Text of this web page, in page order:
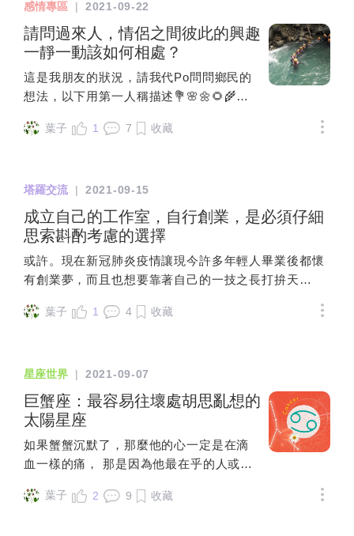
楚自己有什麽稟賦才華與局限，能夠意識
到自己的信念，知道什麽事可以去做，什
麽底線不能被突破——因為恆星太陽照亮
了所有行星。而一個人從月亮走向太陽的
也是少有人去走的，人總是沈湎於月亮的
感，去向未知的，會有很多的不確定性，
也生發出諸多的生活考驗。所以很多人從
月亮走向太陽，是被命運“一腳踹過去”的。
比如一些天王星式的生活解體與顛覆，這
些突發事件可能會讓我們很痛苦、很震
撼，超越原先既有的認知思維，如職業變
動、家庭婚姻危機等。這時候月亮的“人格
幼稚園版本”會出現『系統性的』崩潰，因
惑，比如會產生『我是誰』的自我困惑。
“我是誰？”的內在生命拷問，是走向太陽高
階獨立自由意識的一個標誌。這種被動的
喚醒往往是以命運挫敗、變故來激發的，
它會帶給我們一個機會——重新看向真實
比如某人中年遭遇了離婚，她執著認為都
飯直接回我家他就回應，你不回來幫我煮嗎我當下心
想，我是你傭人嗎~然後你下班後回家也沒什麼互動，
我幹嘛一個月我會休假有兩天，會跟他的月休碰到他就
是沒什麼生活娛樂，就捨不得花錢但別人花錢都好我
說，不出門，吃個飯可以吧請我吃個1.2千以內的餐廳很
一堆，沒關係，重點你要有回饋都會反正讓我開始疑惑
整個人豁然開朗也不會再去在意他的想法有些人會說他
是這種性格？？#我平常會跟朋友出去吃美食旅遊#他不
是沒有錢喔
占星學，一段真愛的旅程是從四宮走到八
宮（巨蟹至天蠍）的過程，沒有身心靈的
靈性法則的學習，很多人深信婚姻是愛情
的墳墓，他們只是對『愛情上癮』，不是
因為真的『懂得愛』，而是『愛上』了被
戀人『關注』，被捧在手心當女皇的五宮
獅子浪漫之愛，當兩人歷經六宮處女例行
公事生活作息的磨合，因處女星座原型就
有些人同居了三年後，發現『相愛容易，
相處難』於是關係吿吹，所謂的靈魂伴侶
都是兩人可以走到七宮天秤八宮天蠍，七
宮對愛承諾，八宮是兩人靈肉合一的深度
蛻變轉化，八宮是煉獄宮，人性五毒貪嗔
對各自的最深的性格陰影黑暗仍可以相互
明，如何完成七宮天秤關係的『和諧合
這個自由戀愛也自由離婚的時代裡，人從
『愛得死去活來墜入情網而結為連理』到
『看破心死而分道揚鑣』，這中間關係真
愛旅程的懸案是什麼？電影“婚姻故事” 其
為什麽要離婚，妮可說了下面一段話：“ 一
感情專區 | 2021-09-22
請問過來人，情侶之間彼此的興趣
一靜一動該如何相處？
這是我朋友的狀況，請我代Po問問鄉民的
想法，以下用第一人稱描述💐🌸🌼🌻🌾🍁
因為覺得兩人很有話聊，互動的感覺也不
說，就是室內靜態活動居多。我則是戶外
動態活動，舉凡背包旅行，上山下海，都
有涉獵。所以在一起後，一個月至少一個
週末會帶女友去戶外。因為我們都不會開
車，所以交通方式就大眾運輸工具，花東
租機車，以及走路。我們去過像是東北
角，太平山，花東，阿里山，大溪之類的
地方。這些地方因為有步道，對我來說很
息。疫情期間戶外活動停擺，整個關在家
裡，我發現女友待在家裡工作生活非常自
在，對於外出活動開始有些抗拒。例如開
放內用後，從家裡要走3個紅綠燈，大概
700公尺的距離，我想在店內用晚餐，女友
道會不會又停止內用，所以我們還是一起
葉子 1 7 收藏
塔羅交流 | 2021-09-15
成立自己的工作室，自行創業，是必須仔細
思索斟酌考慮的選擇
或許。現在新冠肺炎疫情讓現今許多年輕人畢業後都懷
有創業夢，而且也想要靠著自己的一技之長打拚天
是重點。創立事業的第一步就需要先思考該成立工作室
作室,否則以一個人的有限能力,光是租金成本就會壓得
喘不過氣。而我，一直覺得很難適應職場，抱持害怕和
疲累。我擁有可以謀生的技能，但一直以來不敢踏出第
一步成立自己的工作室靠此接案維生。但一直這樣下去
不行，要找到自己真正想做的事情並且投入😨自己抽
牌，無牌陣，分別為正義逆 太陽正 劍十逆謝謝各位。
我好苦惱
葉子 1 4 收藏
星座世界 | 2021-09-07
巨蟹座：最容易往壞處胡思亂想的
太陽星座
如果蟹蟹沉默了，那麼他的心一定是在滴
血一樣的痛， 那是因為他最在乎的人或事
敏感而胡亂猜想的結果。 但是，蟹蟹就是
葉子 2 9 收藏